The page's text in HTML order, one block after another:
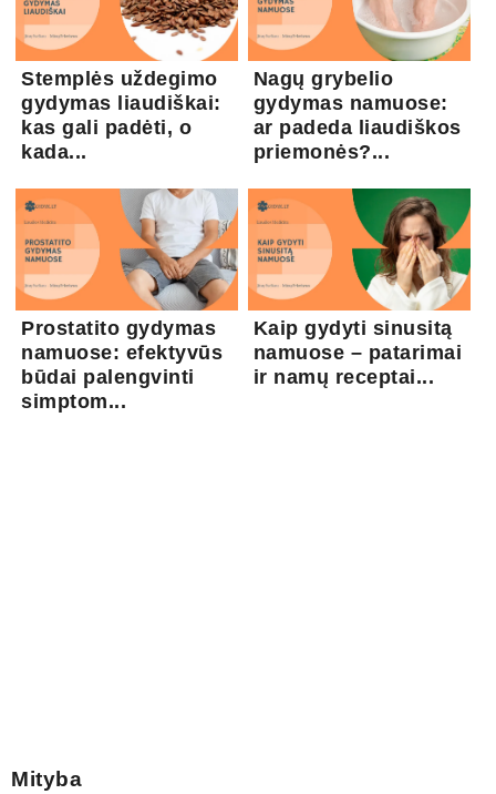
Stemplės uždegimo
gydymas liaudiškai:
kas gali padėti, o
kada...
Nagų grybelio
gydymas namuose:
ar padeda liaudiškos
priemonės?...
Prostatito gydymas
namuose: efektyvūs
būdai palengvinti
simptom...
Kaip gydyti sinusitą
namuose – patarimai
ir namų receptai...
Mityba